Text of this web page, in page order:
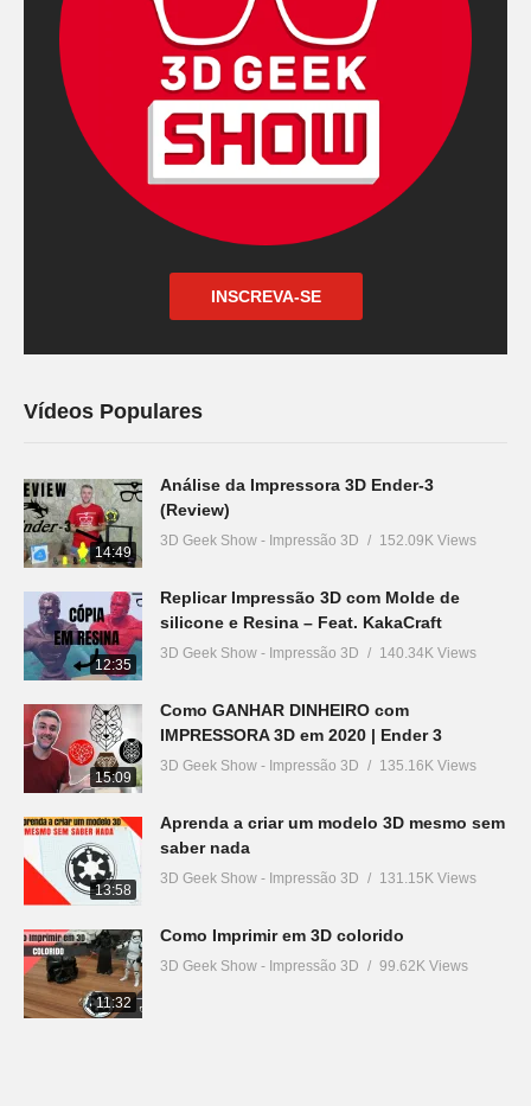
INSCREVA-SE
Vídeos Populares
14:49
Análise da Impressora 3D Ender-3
(Review)
3D Geek Show - Impressão 3D 152.09K Views
12:35
Replicar Impressão 3D com Molde de
silicone e Resina – Feat. KakaCraft
3D Geek Show - Impressão 3D 140.34K Views
15:09
Como GANHAR DINHEIRO com
IMPRESSORA 3D em 2020 | Ender 3
3D Geek Show - Impressão 3D 135.16K Views
13:58
Aprenda a criar um modelo 3D mesmo sem
saber nada
3D Geek Show - Impressão 3D 131.15K Views
11:32
Como Imprimir em 3D colorido
3D Geek Show - Impressão 3D 99.62K Views